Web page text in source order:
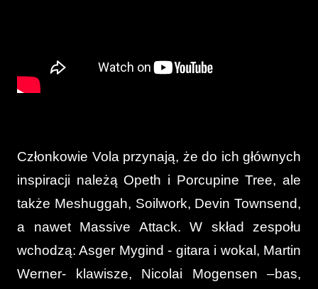
Członkowie Vola przynają, że do ich głównych
inspiracji należą Opeth i Porcupine Tree, ale
także Meshuggah, Soilwork, Devin Townsend,
a nawet Massive Attack. W skład zespołu
wchodzą: Asger Mygind - gitara i wokal, Martin
Werner- klawisze, Nicolai Mogensen –bas,